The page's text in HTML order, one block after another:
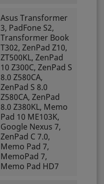
Asus Transformer
3, PadFone S2,
Transformer Book
T302, ZenPad Z10,
ZT500KL, ZenPad
10 Z300C, ZenPad S
8.0 Z580CA,
ZenPad S 8.0
Z580CA, ZenPad
8.0 Z380KL, Memo
Pad 10 ME103K,
Google Nexus 7,
ZenPad C 7.0,
Memo Pad 7,
MemoPad 7,
Memo Pad HD7